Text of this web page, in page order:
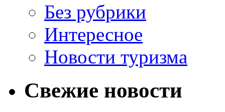
Без рубрики
Интересное
Новости туризма
Свежие новости